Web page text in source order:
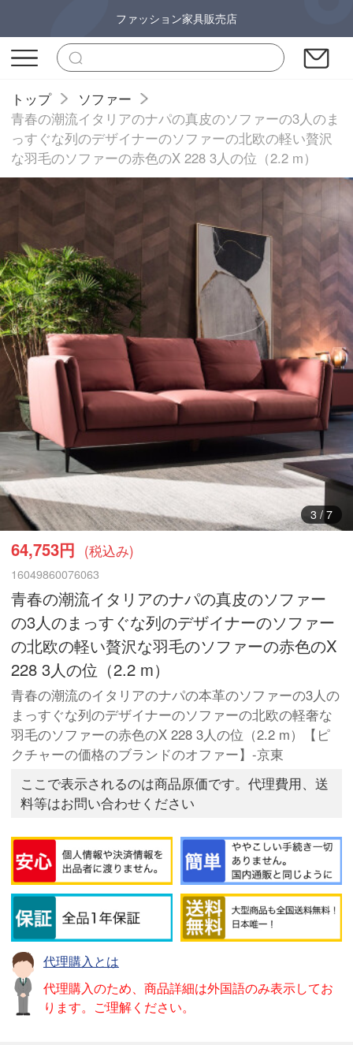
ファッション家具販売店
トップ
ソファー
青春の潮流イタリアのナパの真皮のソファーの3人のま
っすぐな列のデザイナーのソファーの北欧の軽い贅沢
な羽毛のソファーの赤色のX 228 3人の位（2.2 m）
4/ 7
64,753円 (税込み)
16049860076063
青春の潮流イタリアのナパの真皮のソファー
の3人のまっすぐな列のデザイナーのソファー
の北欧の軽い贅沢な羽毛のソファーの赤色のX
228 3人の位（2.2 m）
青春の潮流のイタリアのナパの本革のソファーの3人の
まっすぐな列のデザイナーのソファーの北欧の軽奢な
羽毛のソファーの赤色のX 228 3人の位（2.2 m）【ピ
クチャーの価格のブランドのオファー】-京東
ここで表示されるのは商品原価です。代理費用、送
料等はお問い合わせください
代理購入とは
代理購入のため、商品詳細は外国語のみ表示してお
ります。ご理解ください。